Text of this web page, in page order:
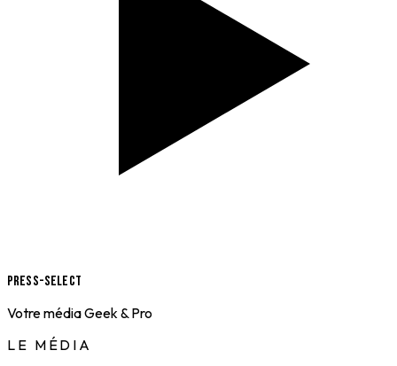
Press-Select
Votre média Geek & Pro
LE MÉDIA